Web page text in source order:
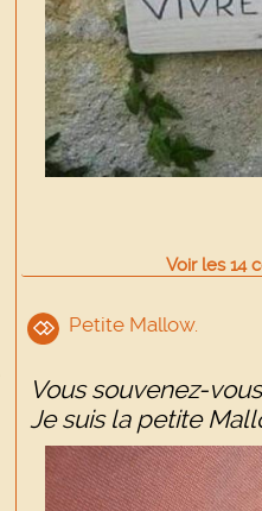
Voir les14
Petite Mallow.
Vous souvenez-
Je suis la petite